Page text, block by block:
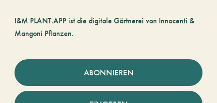
I&M PLANT.APP ist die digitale Gärtnerei von Innocenti &
Mangoni Pflanzen.
ABONNIEREN